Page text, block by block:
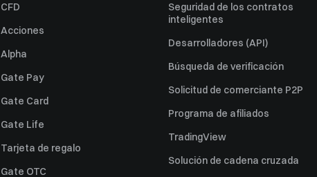
CFD
Acciones
Alpha
Gate Pay
Gate Card
Gate Life
Tarjeta de regalo
Gate OTC
Seguridad de los contratos
inteligentes
Desarrolladores (API)
Búsqueda de verificación
Solicitud de comerciante P2P
Programa de afiliados
TradingView
Solución de cadena cruzada